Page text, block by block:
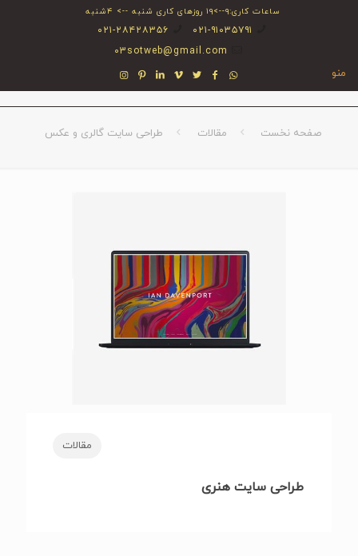
ساعات کاری:۹-->۱۹ روزهای کاری شنبه --> ۴شنبه
۰۲۱-۹۱۰۳۵۷۹۱
۰۲۱-۲۸۴۲۸۳۵۶
03sotweb@gmail.com
منو
صفحه نخست مقالات طراحی سایت گالری و عکس
مقالات
طراحی سایت هنری